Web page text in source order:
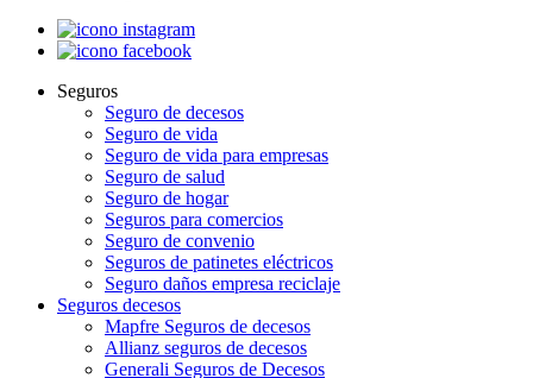
Seguros
Seguro de decesos
Seguro de vida
Seguro de vida para empresas
Seguro de salud
Seguro de hogar
Seguros para comercios
Seguro de convenio
Seguros de patinetes eléctricos
Seguro daños empresa reciclaje
Seguros decesos
Mapfre Seguros de decesos
Allianz seguros de decesos
Generali Seguros de Decesos